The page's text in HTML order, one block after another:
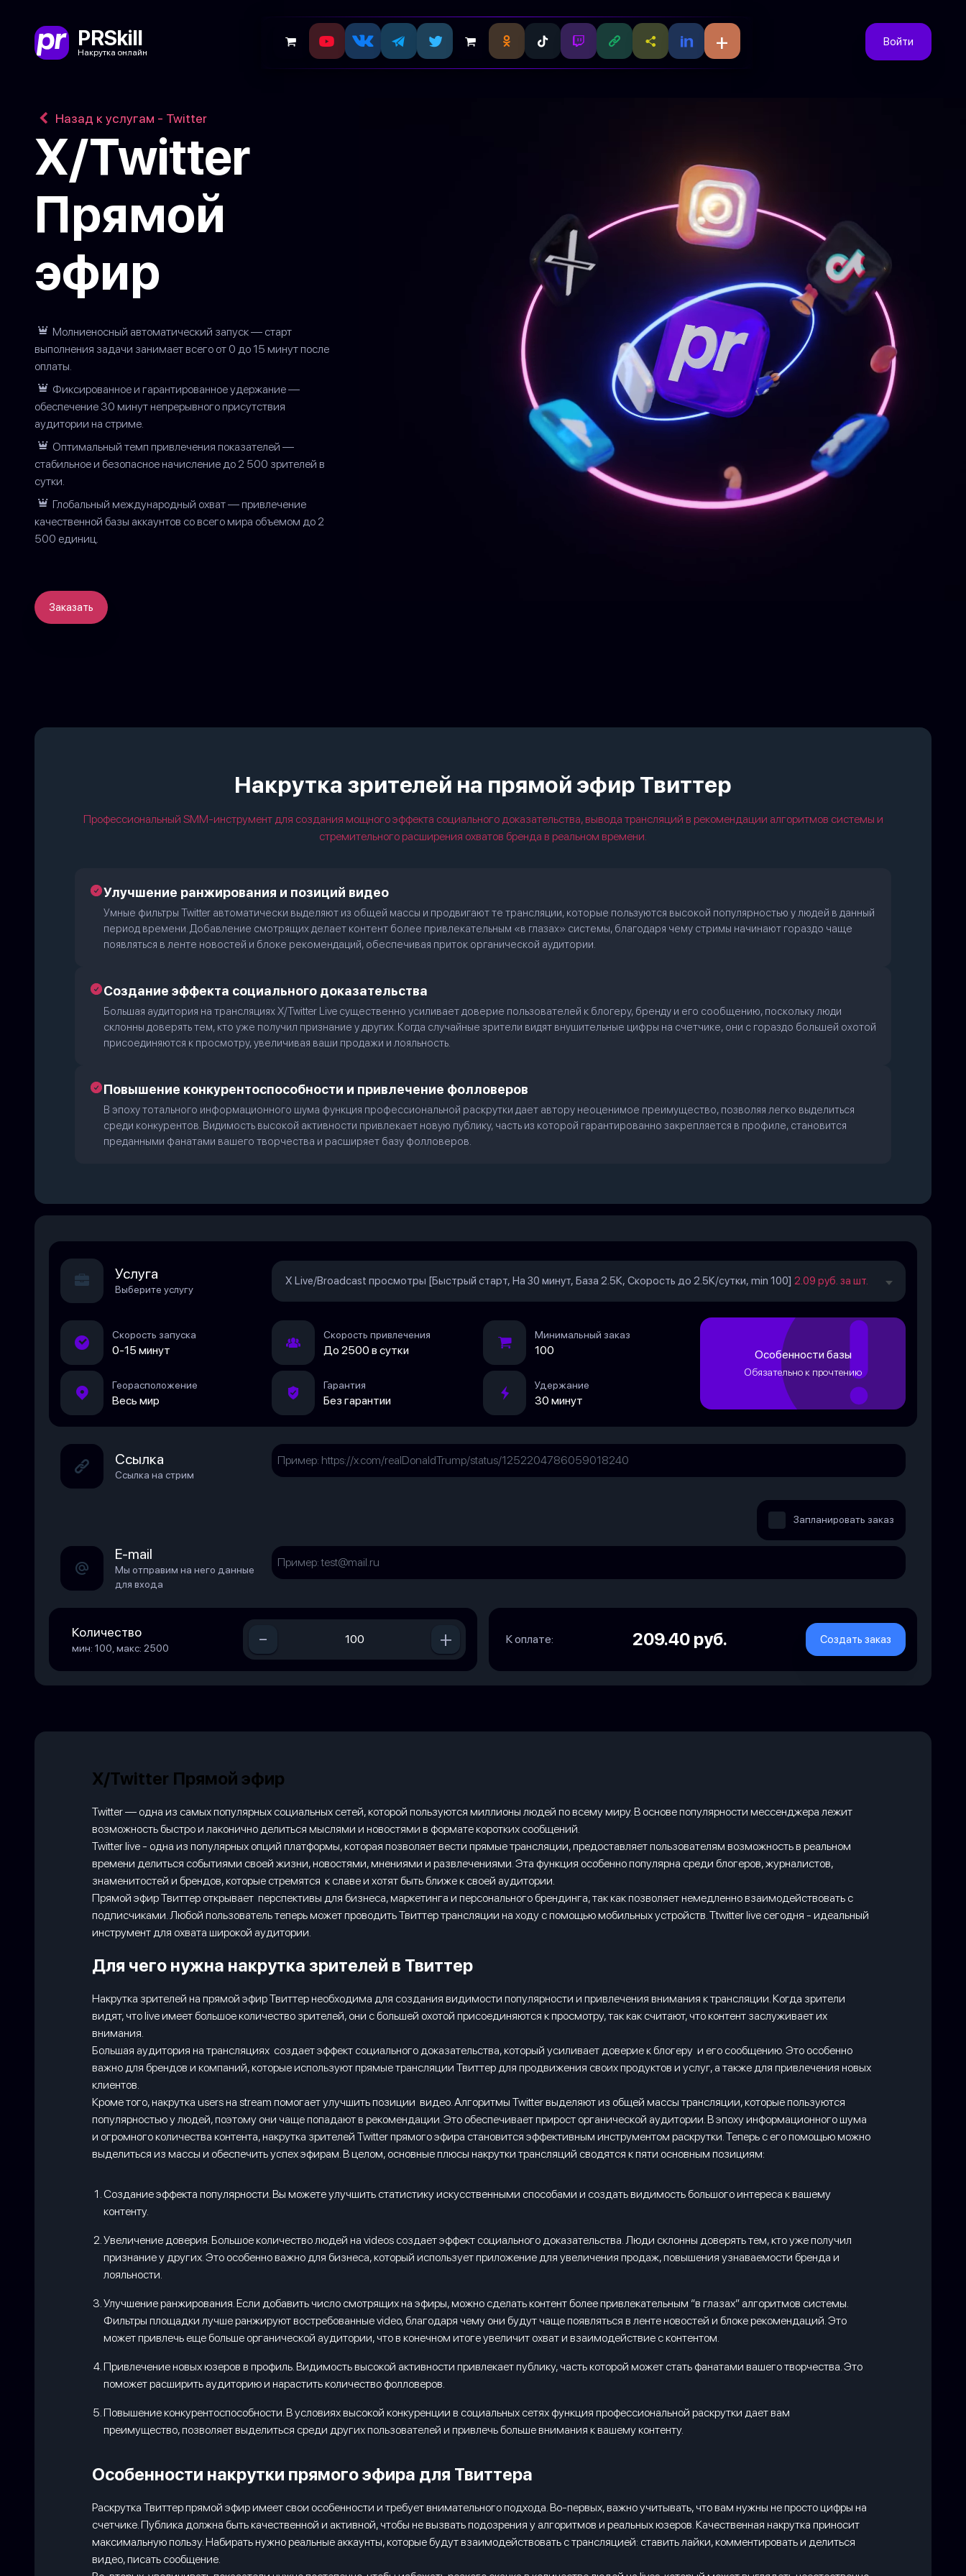
PRSkill
Накрутка онлайн + Войти
Назад к услугам - Twitter
X/Twitter
Прямой
эфир
Молниеносный автоматический запуск — старт
выполнения задачи занимает всего от 0 до 15 минут после
оплаты.
Фиксированное и гарантированное удержание —
обеспечение 30 минут непрерывного присутствия
аудитории на стриме.
Оптимальный темп привлечения показателей —
стабильное и безопасное начисление до 2 500 зрителей в
сутки.
Глобальный международный охват — привлечение
качественной базы аккаунтов со всего мира объемом до 2
500 единиц.
Заказать
Накрутка зрителей на прямой эфир Твиттер
Профессиональный SMM-инструмент для создания мощного эффекта социального доказательства, вывода трансляций в рекомендации алгоритмов системы и
стремительного расширения охватов бренда в реальном времени.
Улучшение ранжирования и позиций видео
Умные фильтры Twitter автоматически выделяют из общей массы и продвигают те трансляции, которые пользуются высокой популярностью у людей в данный
период времени. Добавление смотрящих делает контент более привлекательным «в глазах» системы, благодаря чему стримы начинают гораздо чаще
появляться в ленте новостей и блоке рекомендаций, обеспечивая приток органической аудитории.
Создание эффекта социального доказательства
Большая аудитория на трансляциях X/Twitter Live существенно усиливает доверие пользователей к блогеру, бренду и его сообщению, поскольку люди
склонны доверять тем, кто уже получил признание у других. Когда случайные зрители видят внушительные цифры на счетчике, они с гораздо большей охотой
присоединяются к просмотру, увеличивая ваши продажи и лояльность.
Повышение конкурентоспособности и привлечение фолловеров
В эпоху тотального информационного шума функция профессиональной раскрутки дает автору неоценимое преимущество, позволяя легко выделиться
среди конкурентов. Видимость высокой активности привлекает новую публику, часть из которой гарантированно закрепляется в профиле, становится
преданными фанатами вашего творчества и расширяет базу фолловеров.
Услуга
Выберите услугу
X Live/Broadcast просмотры [Быстрый старт, На 30 минут, База 2.5К, Скорость до 2.5К/сутки, min 100] 2.09 руб. за шт.
Скорость запуска
0-15 минут
Скорость привлечения
До 2500 в сутки
Минимальный заказ
100
Георасположение
Весь мир
Гарантия
Без гарантии
Удержание
30 минут
Особенности базы
Обязательно к прочтению
Ссылка
Ссылка на стрим
Запланировать заказ
E-mail
Мы отправим на него данные
для входа
Количество
мин: 100, макс: 2500 - + К оплате: 209.40 руб. Создать заказ
X/Twitter Прямой эфир
Twitter — одна из самых популярных социальных сетей, которой пользуются миллионы людей по всему миру. В основе популярности мессенджера лежит
возможность быстро и лаконично делиться мыслями и новостями в формате коротких сообщений.
Twitter live - одна из популярных опций платформы, которая позволяет вести прямые трансляции, предоставляет пользователям возможность в реальном
времени делиться событиями своей жизни, новостями, мнениями и развлечениями. Эта функция особенно популярна среди блогеров, журналистов,
знаменитостей и брендов, которые стремятся к славе и хотят быть ближе к своей аудитории.
Прямой эфир Твиттер открывает перспективы для бизнеса, маркетинга и персонального брендинга, так как позволяет немедленно взаимодействовать с
подписчиками. Любой пользователь теперь может проводить Твиттер трансляции на ходу с помощью мобильных устройств. Ttwitter live сегодня - идеальный
инструмент для охвата широкой аудитории.
Для чего нужна накрутка зрителей в Твиттер
Накрутка зрителей на прямой эфир Твиттер необходима для создания видимости популярности и привлечения внимания к трансляции. Когда зрители
видят, что live имеет большое количество зрителей, они с большей охотой присоединяются к просмотру, так как считают, что контент заслуживает их
внимания.
Большая аудитория на трансляциях создает эффект социального доказательства, который усиливает доверие к блогеру и его сообщению. Это особенно
важно для брендов и компаний, которые используют прямые трансляции Твиттер для продвижения своих продуктов и услуг, а также для привлечения новых
клиентов.
Кроме того, накрутка users на stream помогает улучшить позиции видео. Алгоритмы Twitter выделяют из общей массы трансляции, которые пользуются
популярностью у людей, поэтому они чаще попадают в рекомендации. Это обеспечивает прирост органической аудитории. В эпоху информационного шума
и огромного количества контента, накрутка зрителей Twitter прямого эфира становится эффективным инструментом раскрутки. Теперь с его помощью можно
выделиться из массы и обеспечить успех эфирам. В целом, основные плюсы накрутки трансляций сводятся к пяти основным позициям:
Создание эффекта популярности. Вы можете улучшить статистику искусственными способами и создать видимость большого интереса к вашему
контенту.
Увеличение доверия. Большое количество людей на videos создает эффект социального доказательства. Люди склонны доверять тем, кто уже получил
признание у других. Это особенно важно для бизнеса, который использует приложение для увеличения продаж, повышения узнаваемости бренда и
лояльности.
Улучшение ранжирования. Если добавить число смотрящих на эфиры, можно сделать контент более привлекательным “в глазах” алгоритмов системы.
Фильтры площадки лучше ранжируют востребованные video, благодаря чему они будут чаще появляться в ленте новостей и блоке рекомендаций. Это
может привлечь еще больше органической аудитории, что в конечном итоге увеличит охват и взаимодействие с контентом.
Привлечение новых юзеров в профиль. Видимость высокой активности привлекает публику, часть которой может стать фанатами вашего творчества. Это
поможет расширить аудиторию и нарастить количество фолловеров.
Повышение конкурентоспособности. В условиях высокой конкуренции в социальных сетях функция профессиональной раскрутки дает вам
преимущество, позволяет выделиться среди других пользователей и привлечь больше внимания к вашему контенту.
Особенности накрутки прямого эфира для Твиттера
Раскрутка Твиттер прямой эфир имеет свои особенности и требует внимательного подхода. Во-первых, важно учитывать, что вам нужны не просто цифры на
счетчике. Публика должна быть качественной и активной, чтобы не вызвать подозрения у алгоритмов и реальных юзеров. Качественная накрутка приносит
максимальную пользу. Набирать нужно реальные аккаунты, которые будут взаимодействовать с трансляцией: ставить лайки, комментировать и делиться
видео, писать сообщение.